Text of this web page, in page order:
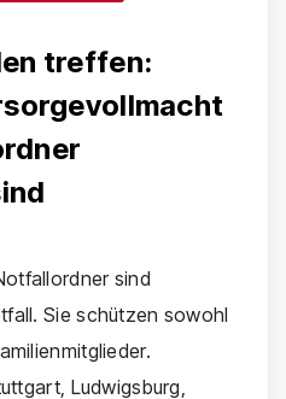
treffen:
sind
Sie schützen sowohl
Ludwigsburg,